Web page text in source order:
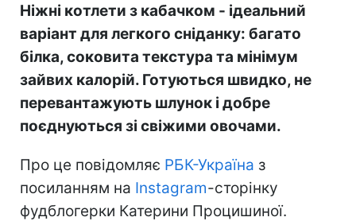
Ніжні котлети з кабачком - ідеальний
варіант для легкого сніданку: багато
білка, соковита текстура та мінімум
зайвих калорій. Готуються швидко, не
перевантажують шлунок і добре
поєднуються зі свіжими овочами.
Про це повідомляє РБК-Україна з
посиланням на Instagram-сторінку
фудблогерки Катерини Процишиної.